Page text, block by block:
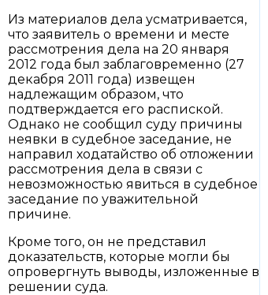
Из материалов дела усматривается,
что заявитель о времени и месте
рассмотрения дела на 20 января
2012 года был заблаговременно (27
декабря 2011 года) извещен
надлежащим образом, что
подтверждается его распиской.
Однако не сообщил суду причины
неявки в судебное заседание, не
направил ходатайство об отложении
рассмотрения дела в связи с
невозможностью явиться в судебное
заседание по уважительной
причине.
Кроме того, он не представил
доказательств, которые могли бы
опровергнуть выводы, изложенные в
решении суда.